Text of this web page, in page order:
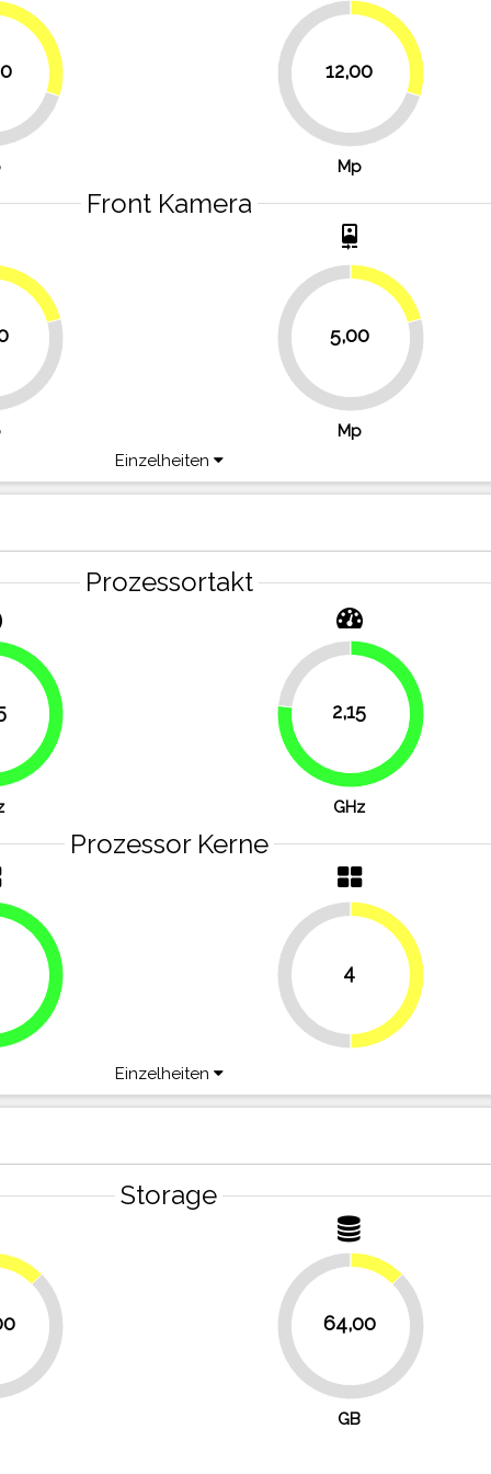
30%
12,00
70%
30%
Mp
Front Kamera
20.8%
camera_front
5,00
79.2%
20.8%
Mp
Einzelheiten
Prozessortakt
83.9%
2,15
23.2%
76.8%
GHz
Prozessor Kerne
4
Einzelheiten
Storage
12.5%
64,00
87.5%
12.5%
GB